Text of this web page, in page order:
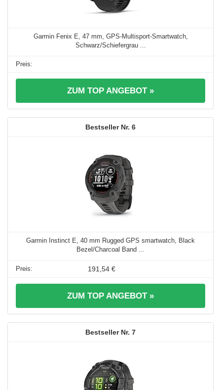
Garmin Fenix E, 47 mm, GPS-Multisport-Smartwatch,
Schwarz/Schiefergrau ...
ZUM TOP ANGEBOT »
6
Garmin Instinct E, 40 mm Rugged GPS smartwatch, Black
Bezel/Charcoal Band ...
191,54 €
ZUM TOP ANGEBOT »
7